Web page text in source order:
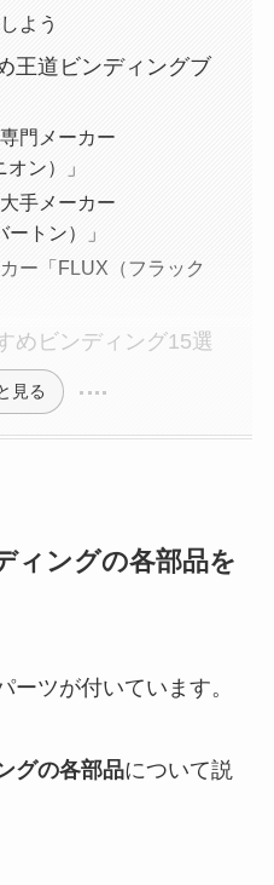
よう
王道ビンディングブ
門メーカー
オン）」
手メーカー
ートン）」
ー「FLUX（フラック
めビンディング15選
見る
ィングの各部品を
ーツが付いています。
グの各部品について説